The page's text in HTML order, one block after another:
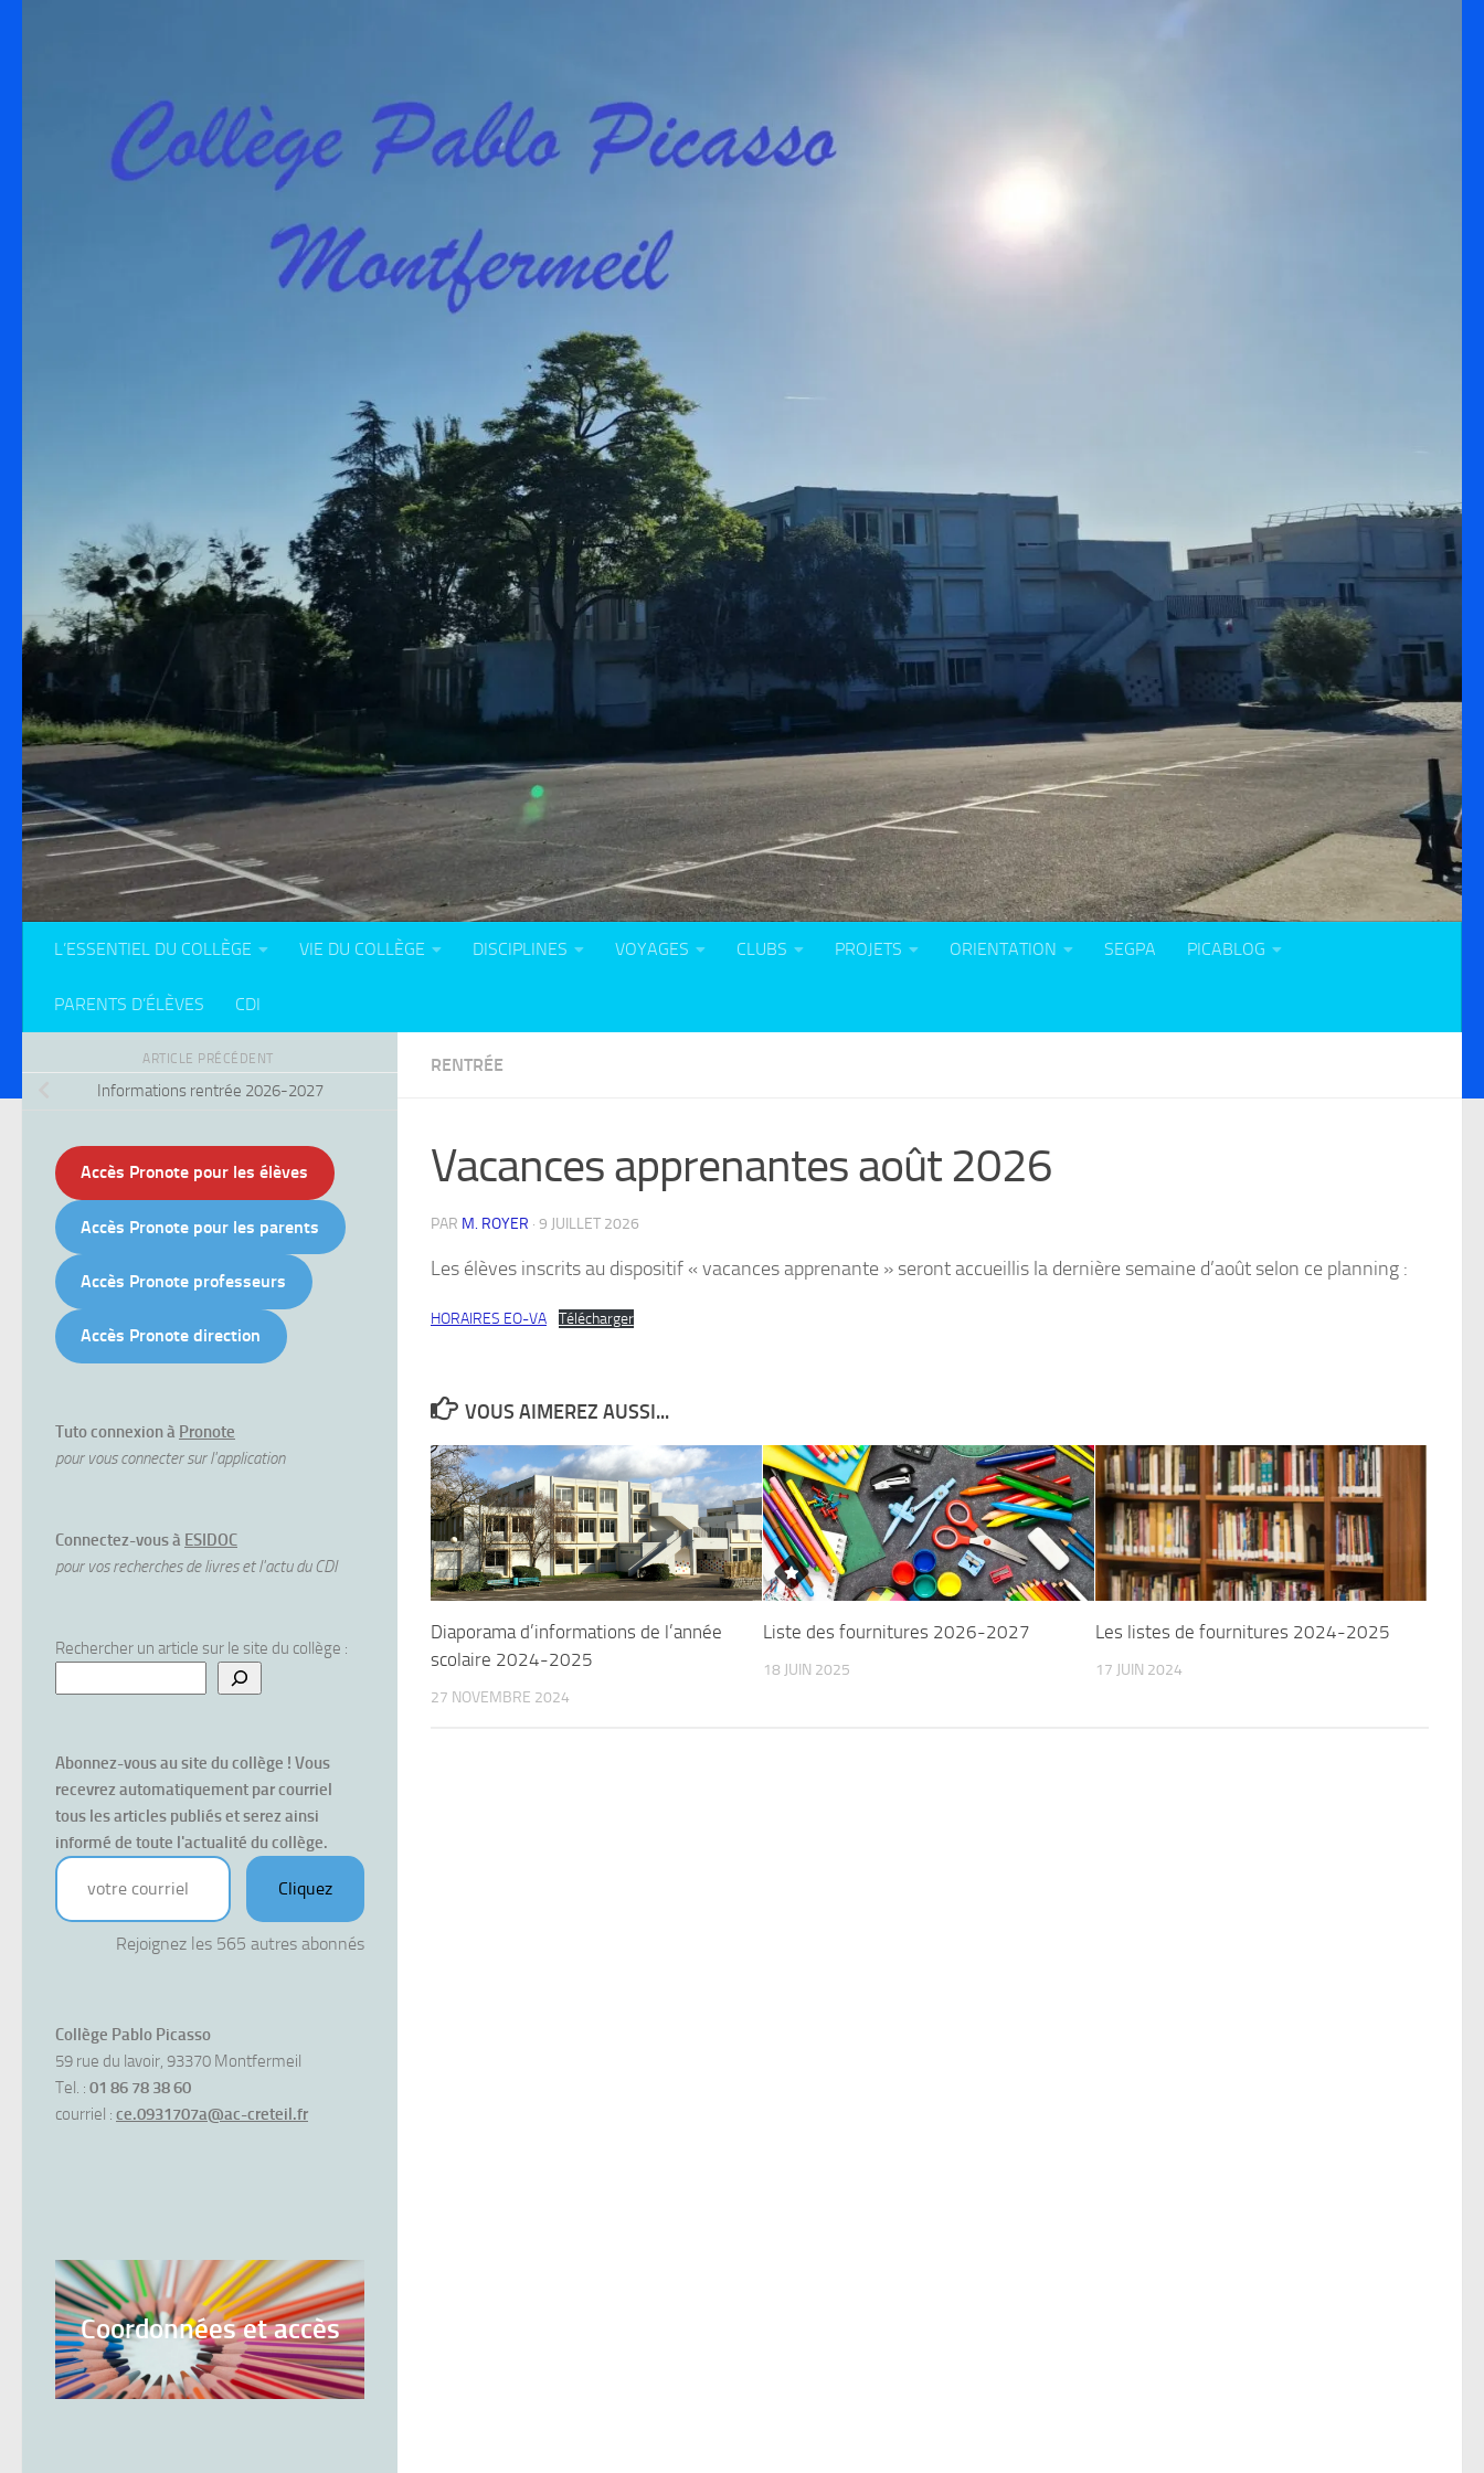
L’ESSENTIEL DU COLLÈGE VIE DU COLLÈGE DISCIPLINES VOYAGES CLUBS PROJETS ORIENTATION SEGPA PICABLOG
PARENTS D’ÉLÈVES CDI
RENTRÉE
Vacances apprenantes août 2026
PAR M. ROYER · 9 JUILLET 2026
Les élèves inscrits au dispositif « vacances apprenante » seront accueillis la dernière semaine d’août selon ce planning :
HORAIRES EO-VA Télécharger
VOUS AIMEREZ AUSSI...
Diaporama d’informations de l’année
scolaire 2024-2025
27 NOVEMBRE 2024
Liste des fournitures 2026-2027
18 JUIN 2025
Les listes de fournitures 2024-2025
17 JUIN 2024
ARTICLE PRÉCÉDENT
Informations rentrée 2026-2027
Accès Pronote pour les élèves
Accès Pronote pour les parents
Accès Pronote professeurs
Accès Pronote direction
Tuto connexion à Pronote
pour vous connecter sur l'application
Connectez-vous à ESIDOC
pour vos recherches de livres et l'actu du CDI
Rechercher un article sur le site du collège :
Abonnez-vous au site du collège ! Vous
recevrez automatiquement par courriel
tous les articles publiés et serez ainsi
informé de toute l'actualité du collège.
votre courriel
Cliquez
Rejoignez les 565 autres abonnés
Collège Pablo Picasso
59 rue du lavoir, 93370 Montfermeil
Tel. : 01 86 78 38 60
courriel : ce.0931707a@ac-creteil.fr
Coordonnées et accès